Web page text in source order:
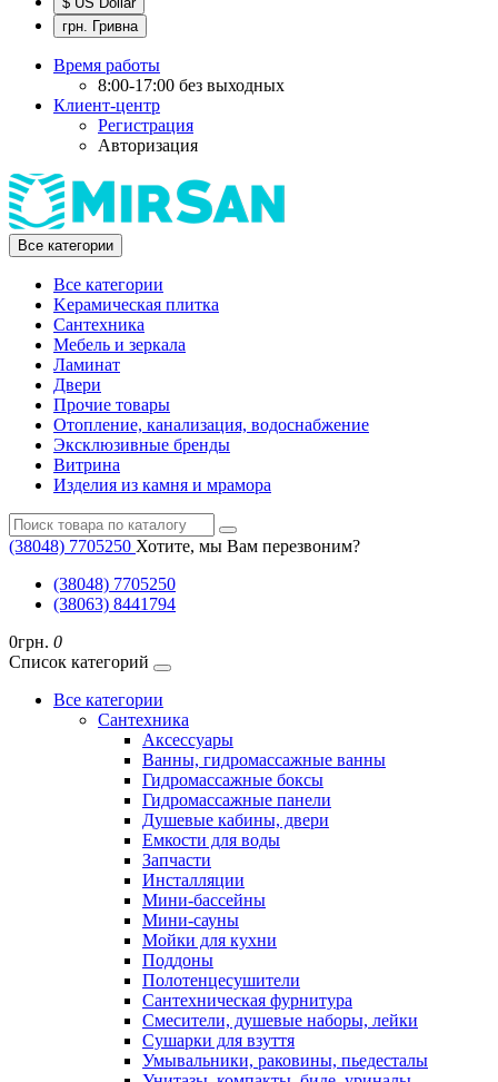
грн. Гривна
Время работы
8:00-17:00 без выходных
Клиент-центр
Регистрация
Авторизация
Все категории
Все категории
Kерамическая плитка
Cантехника
Мебель и зеркала
Ламинат
Двери
Прочие товары
Отопление, канализация, водоснабжение
Эксклюзивные бренды
Витрина
Изделия из камня и мрамора
(38048) ‎7705250 Хотите, мы Вам перезвоним?
(38048) ‎7705250
(38063) 8441794
0грн. 0
Список категорий
Все категории
Cантехника
Аксессуары
Ванны, гидромассажные ванны
Гидромассажные боксы
Гидромассажные панели
Душевые кабины, двери
Емкости для воды
Запчасти
Инсталляции
Мини-бассейны
Мини-сауны
Мойки для кухни
Поддоны
Полотенцесушители
Сантехническая фурнитура
Смесители, душевые наборы, лейки
Сушарки для взуття
Умывальники, раковины, пьедесталы